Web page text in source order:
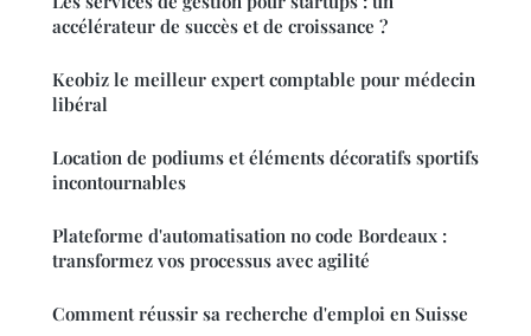
accélérateur de succès et de croissance ?
Keobiz le meilleur expert comptable pour médecin
libéral
Location de podiums et éléments décoratifs sportifs
incontournables
Plateforme d'automatisation no code Bordeaux :
transformez vos processus avec agilité
Comment réussir sa recherche d'emploi en Suisse